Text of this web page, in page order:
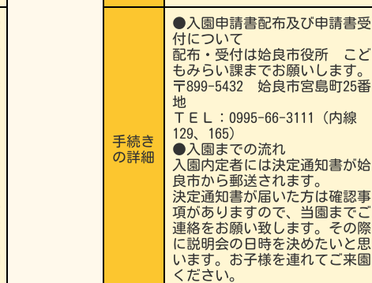
手続き
の詳細
●入園申請書配布及び申請書受
付について
配布・受付は姶良市役所 こど
もみらい課までお願いします。
〒899-5432 姶良市宮島町25番
地
ＴＥＬ：0995-66-3111（内線
129、165）
●入園までの流れ
入園内定者には決定通知書が姶
良市から郵送されます。
決定通知書が届いた方は確認事
項がありますので、当園までご
連絡をお願い致します。その際
に説明会の日時を決めたいと思
います。お子様を連れてご来園
ください。